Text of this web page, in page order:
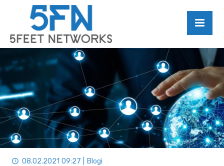
08.02.2021 09:27 | Blogi